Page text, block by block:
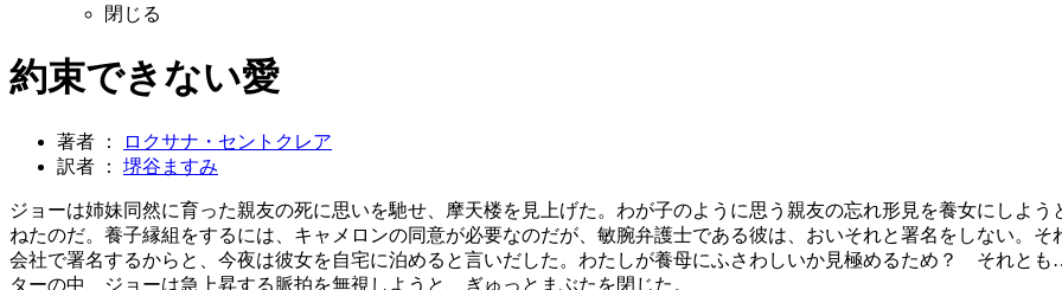
閉じる
約束できない愛
著者 ：
ロクサナ・セントクレア
訳者 ： 堺谷ますみ
ジョーは姉妹同然に育った親友の死に思いを馳せ、摩天楼を見上げた。わが子のように思う親友の忘れ形見を養女にしよ
ねたのだ。養子縁組をするには、キャメロンの同意が必要なのだが、敏腕弁護士である彼は、おいそれと署名をしない。
会社で署名するからと、今夜は彼女を自宅に泊めると言いだした。わたしが養母にふさわしいか見極めるため？ それと
ターの中、ジョーは急上昇する脈拍を無視しようと、ぎゅっとまぶたを閉じた。